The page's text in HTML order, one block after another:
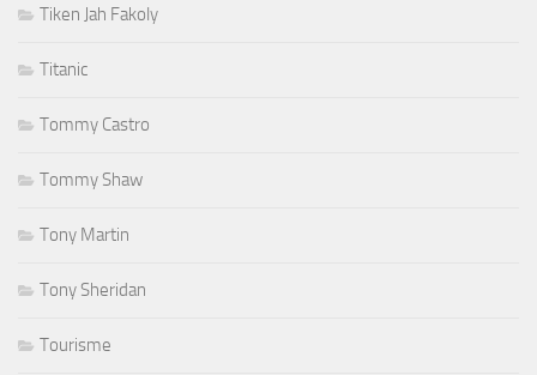
Tiken Jah Fakoly
Titanic
Tommy Castro
Tommy Shaw
Tony Martin
Tony Sheridan
Tourisme